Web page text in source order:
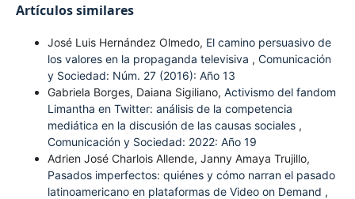
Artículos similares
José Luis Hernández Olmedo, El camino persuasivo de
los valores en la propaganda televisiva , Comunicación
y Sociedad: Núm. 27 (2016): Año 13
Gabriela Borges, Daiana Sigiliano, Activismo del fandom
Limantha en Twitter: análisis de la competencia
mediática en la discusión de las causas sociales ,
Comunicación y Sociedad: 2022: Año 19
Adrien José Charlois Allende, Janny Amaya Trujillo,
Pasados imperfectos: quiénes y cómo narran el pasado
latinoamericano en plataformas de Video on Demand ,